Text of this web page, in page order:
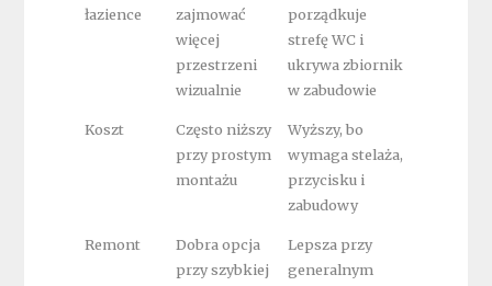
łazience
zajmować
więcej
przestrzeni
wizualnie
porządkuje
strefę WC i
ukrywa zbiornik
w zabudowie
Koszt
Często niższy
przy prostym
montażu
Wyższy, bo
wymaga stelaża,
przycisku i
zabudowy
Remont
Dobra opcja
przy szybkiej
Lepsza przy
generalnym